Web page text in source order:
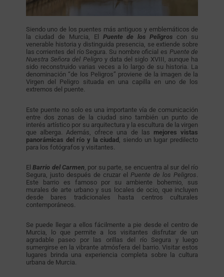
Siendo uno de los puentes más antiguos y emblemáticos de
la ciudad de Murcia, El Puente de los Peligros con su
venerable historia y distinguida presencia, se extiende sobre
las corrientes del río Segura. Su nombre oficial es Puente de
Nuestra Señora del Peligroy data del siglo XVIII, aunque ha
sido reconstruido varias veces a lo largo de su historia. La
denominación “de los Peligros” proviene de la imagen de la
Virgen del Peligro situada en una capilla en uno de los
extremos del puente.
Este puente no solo es una importante vía de comunicación
entre dos zonas de la ciudad sino también un punto de
interés artístico por su arquitectura y la escultura de la virgen
que alberga. Además, ofrece una de las mejores vistas
panorámicas del río y la ciudad , siendo un lugar predilecto
para los fotógrafos y visitantes.
El Barrio del Carmen, por su parte, se encuentra al sur del río
Segura, justo después de cruzar el Puente de los Peligros
Este barrio es famoso por su ambiente bohemio, sus
murales de arte urbano y sus locales de ocio, que incluyen
desde bares tradicionales hasta centros culturales
contemporáneos.
Se puede llegar a ellos fácilmente a pie desde el centro de
Murcia, lo que permite a los visitantes disfrutar de un
agradable paseo por las orillas del río Segura y luego
sumergirse en la vibrante atmósfera del barrio. Visitar estos
lugares brinda una experiencia completa sobre la cultura
urbana de Murcia.